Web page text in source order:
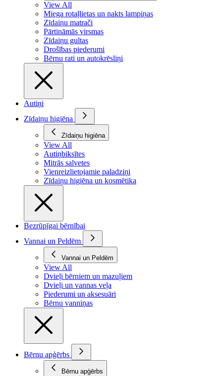
View All
Miega rotaļlietas un nakts lampiņas
Zīdaiņu matrači
Pārtināmās virsmas
Zīdaiņu gultas
Drošības piederumi
Bērnu rati un autokrēsliņi
Autiņi
Zīdaiņu higiēna
Zīdaiņu higiēna
View All
Autiņbiksītes
Mitrās salvetes
Vienreizlietojamie paladziņi
Zīdaiņu higiēna un kosmētika
Bezrūpīgai bērnībai
Vannai un Peldēm
Vannai un Peldēm
View All
Dvieļi bērniem un mazuļiem
Dvieļi un vannas veļa
Piederumi un aksesuāri
Bērnu vanniņas
Bērnu apģērbs
Bērnu apģērbs